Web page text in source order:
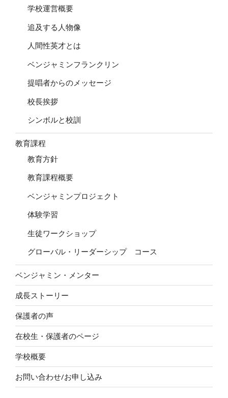
学校運営概要
追及する人物像
人間性英才とは
ベンジャミンフランクリン
提唱者からのメッセージ
校長挨拶
シンボルと校訓
教育課程
教育方針
教育課程概要
ベンジャミンプロジェクト
体験学習
生徒ワークショップ
グローバル・リーダーシップ コース
ベンジャミン・メンター
成長ストーリー
保護者の声
在校生・保護者のページ
学校概要
お問い合わせ/お申し込み